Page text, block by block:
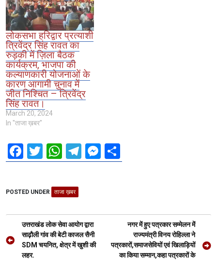
लोकसभा हरिद्वार प्रत्याशी
त्रिवेंद्र सिंह रावत का
रुड़की में ज़िला बैठक
कार्यक्रम, भाजपा की
कल्याणकारी योजनाओं के
कारण आगामी चुनाव में
जीत निश्चित – त्रिवेंद्र
सिंह रावत।
March 20, 2024
In "ताजा ख़बर"
F
a
b
o
o
k
T
wi
tt
er
W
h
at
s
A
p
p
T
el
a
m
M
es
g
h
POSTED UNDER ताजा ख़बर
Post
navigation
उत्तराखंड लोक सेवा आयोग द्वारा
साढ़ौली गांव की बेटी काजल सैनी
SDM चयनित, क्षेत्र में खुशी की
लहर.
नगर में हुए पत्रकार सम्मेलन में
राज्यमंत्री विनय रोहिल्ला ने
पत्रकारों,समाजसेवियों एवं खिलाड़ियों
का किया सम्मान,कहा पत्रकारों के